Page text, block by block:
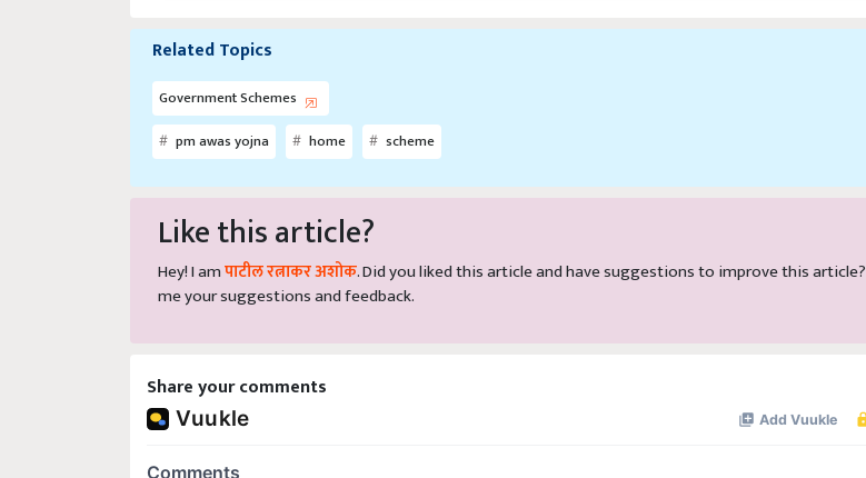
Related Topics
Government Schemes
pm awas yojna
home scheme
Like this article?
Hey! I am पाटील रत्नाकर अशोक . Did you liked this article and have suggestions to improve this article?
me your suggestions and feedback.
Share your comments